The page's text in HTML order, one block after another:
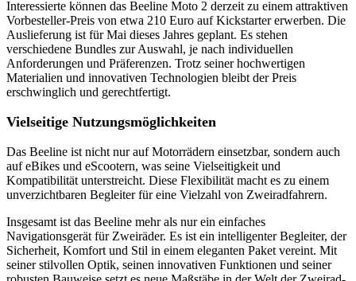
Interessierte können das Beeline Moto 2 derzeit zu einem attraktiven
Vorbesteller-Preis von etwa 210 Euro auf Kickstarter erwerben. Die
Auslieferung ist für Mai dieses Jahres geplant. Es stehen
verschiedene Bundles zur Auswahl, je nach individuellen
Anforderungen und Präferenzen. Trotz seiner hochwertigen
Materialien und innovativen Technologien bleibt der Preis
erschwinglich und gerechtfertigt.
Vielseitige Nutzungsmöglichkeiten
Das Beeline ist nicht nur auf Motorrädern einsetzbar, sondern auch
auf eBikes und eScootern, was seine Vielseitigkeit und
Kompatibilität unterstreicht. Diese Flexibilität macht es zu einem
unverzichtbaren Begleiter für eine Vielzahl von Zweiradfahrern.
Insgesamt ist das Beeline mehr als nur ein einfaches
Navigationsgerät für Zweiräder. Es ist ein intelligenter Begleiter, der
Sicherheit, Komfort und Stil in einem eleganten Paket vereint. Mit
seiner stilvollen Optik, seinen innovativen Funktionen und seiner